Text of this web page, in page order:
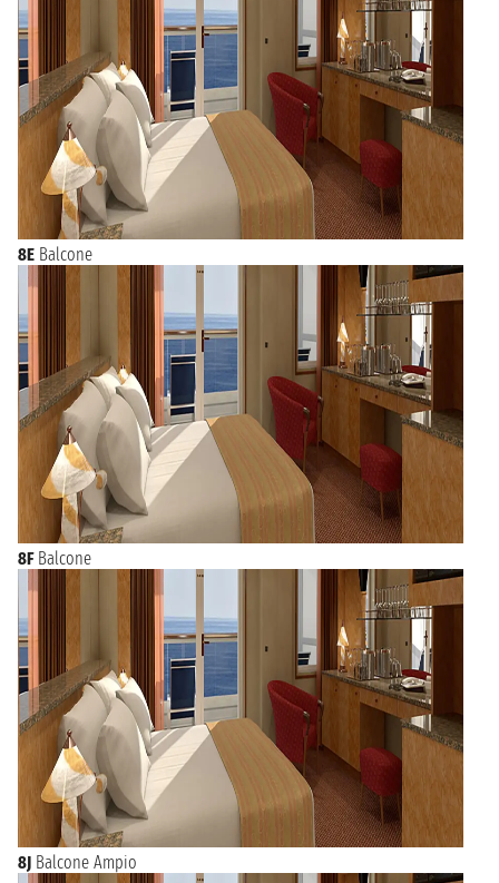
8E Balcone
8F Balcone
8J Balcone Ampio